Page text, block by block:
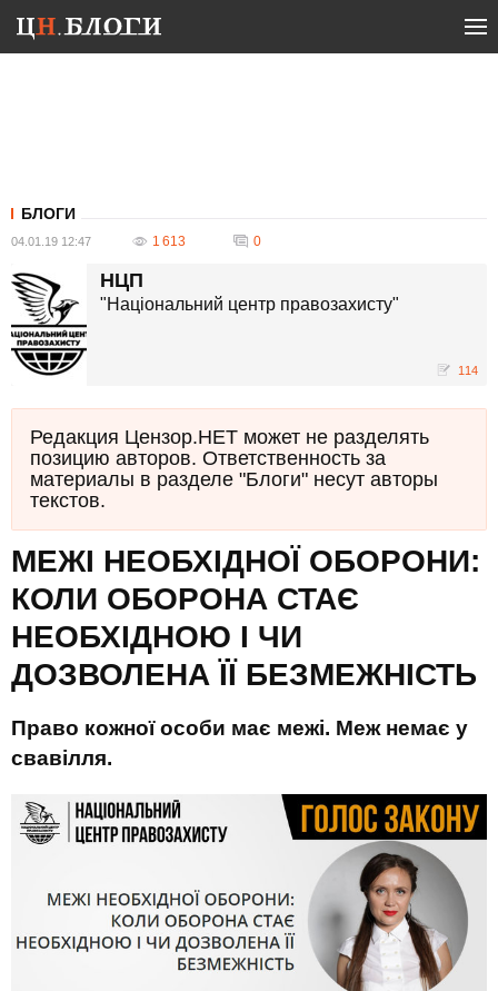
БЛОГИ
04.01.19 12:47 1 613 0
НЦП
"Національний центр правозахисту"
114
Редакция Цензор.НЕТ может не разделять
позицию авторов. Ответственность за
материалы в разделе "Блоги" несут авторы
текстов.
МЕЖІ НЕОБХІДНОЇ ОБОРОНИ:
КОЛИ ОБОРОНА СТАЄ
НЕОБХІДНОЮ І ЧИ
ДОЗВОЛЕНА ЇЇ БЕЗМЕЖНІСТЬ
Право кожної особи має межі. Меж немає у
свавілля.